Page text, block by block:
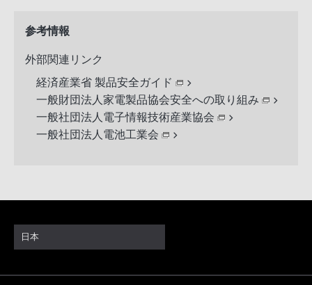
参考情報
外部関連リンク
経済産業省 製品安全ガイド
一般財団法人家電製品協会安全への取り組み
一般社団法人電子情報技術産業協会
一般社団法人電池工業会
日本